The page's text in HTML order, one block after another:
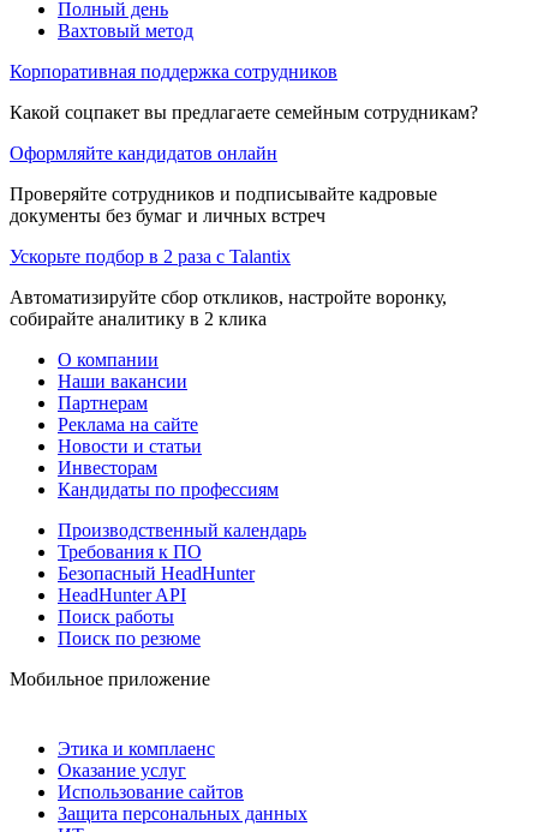
Полный день
Вахтовый метод
Корпоративная поддержка сотрудников
Какой соцпакет вы предлагаете семейным сотрудникам?
Оформляйте кандидатов онлайн
Проверяйте сотрудников и подписывайте кадровые
документы без бумаг и личных встреч
Ускорьте подбор в 2 раза с Talantix
Автоматизируйте сбор откликов, настройте воронку,
собирайте аналитику в 2 клика
О компании
Наши вакансии
Партнерам
Реклама на сайте
Новости и статьи
Инвесторам
Кандидаты по профессиям
Производственный календарь
Требования к ПО
Безопасный HeadHunter
HeadHunter API
Поиск работы
Поиск по резюме
Мобильное приложение
Этика и комплаенс
Оказание услуг
Использование сайтов
Защита персональных данных